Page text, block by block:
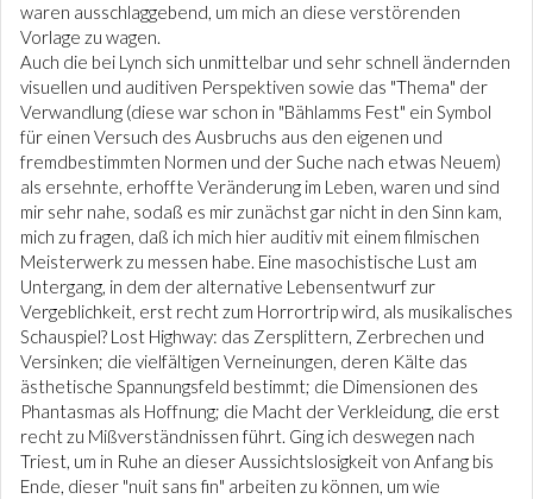
waren ausschlaggebend, um mich an diese verstörenden
Vorlage zu wagen.
Auch die bei Lynch sich unmittelbar und sehr schnell ändernden
visuellen und auditiven Perspektiven sowie das "Thema" der
Verwandlung (diese war schon in "Bählamms Fest" ein Symbol
für einen Versuch des Ausbruchs aus den eigenen und
fremdbestimmten Normen und der Suche nach etwas Neuem)
als ersehnte, erhoffte Veränderung im Leben, waren und sind
mir sehr nahe, sodaß es mir zunächst gar nicht in den Sinn kam,
mich zu fragen, daß ich mich hier auditiv mit einem filmischen
Meisterwerk zu messen habe. Eine masochistische Lust am
Untergang, in dem der alternative Lebensentwurf zur
Vergeblichkeit, erst recht zum Horrortrip wird, als musikalisches
Schauspiel? Lost Highway: das Zersplittern, Zerbrechen und
Versinken; die vielfältigen Verneinungen, deren Kälte das
ästhetische Spannungsfeld bestimmt; die Dimensionen des
Phantasmas als Hoffnung; die Macht der Verkleidung, die erst
recht zu Mißverständnissen führt. Ging ich deswegen nach
Triest, um in Ruhe an dieser Aussichtslosigkeit von Anfang bis
Ende, dieser "nuit sans fin" arbeiten zu können, um wie